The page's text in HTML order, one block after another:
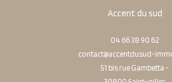
Accent du sud
04 66 38 90 62
contact@accentdusud-
51 bis rue Gambetta -